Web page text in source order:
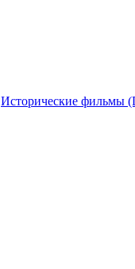
Исторические фильмы